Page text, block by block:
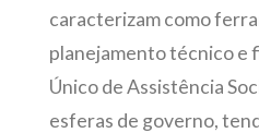
caracterizam como
planejamento técnico e
Único de Assistência
esferas de governo,